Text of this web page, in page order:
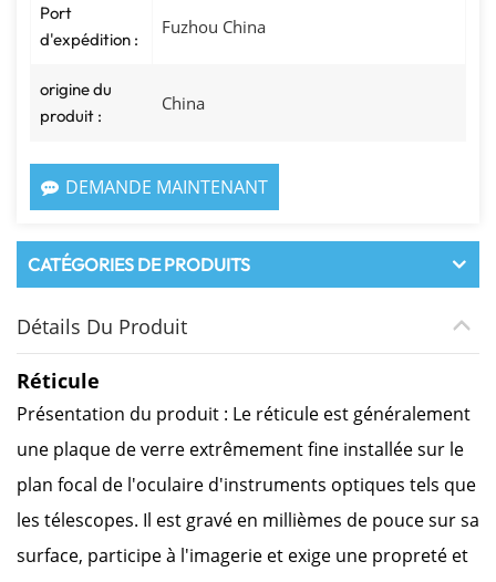
Port
d'expédition :
Fuzhou China
origine du
produit :
China
DEMANDE MAINTENANT
CATÉGORIES DE PRODUITS
Détails Du Produit
Réticule
Présentation du produit : Le réticule est généralement
une plaque de verre extrêmement fine installée sur le
plan focal de l'oculaire d'instruments optiques tels que
les télescopes. Il est gravé en millièmes de pouce sur sa
surface, participe à l'imagerie et exige une propreté et